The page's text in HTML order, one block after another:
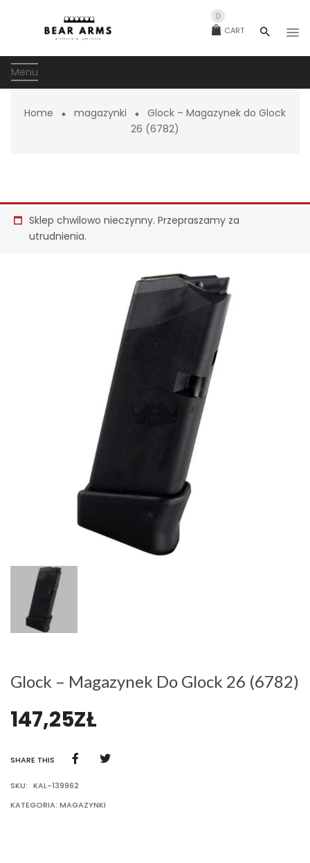
CART
0
Menu
Home magazynki
Glock – Magazynek do Glock
26 (6782)
Sklep chwilowo nieczynny. Przepraszamy za
utrudnienia.
Glock – Magazynek Do Glock 26 (6782)
147,25ZŁ
SHARE THIS
SKU: KAL-139962
KATEGORIA: MAGAZYNKI